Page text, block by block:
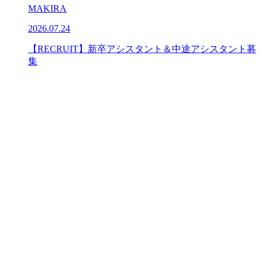
MAKIRA
2026.07.24
【RECRUIT】新卒アシスタント＆中途アシスタント募
集